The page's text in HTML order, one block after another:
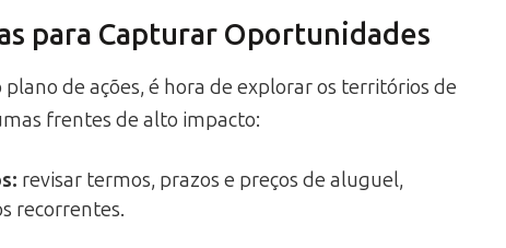
para Capturar Oportunidades
de ações, é hora de explorar os territórios de
frentes de alto impacto:
: revisar termos, prazos e preços de aluguel,
recorrentes.